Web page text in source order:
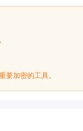
要加密的工具。